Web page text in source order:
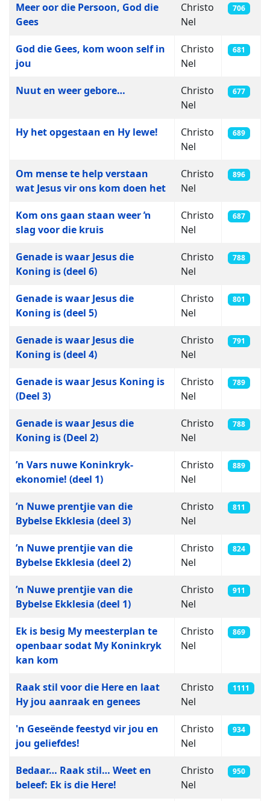
Meer oor die Persoon, God die
Gees
Christo
Nel
706
God die Gees, kom woon self in
jou
Christo
Nel
681
Nuut en weer gebore…
Christo
Nel
677
Hy het opgestaan en Hy lewe!
Christo
Nel
689
Om mense te help verstaan
wat Jesus vir ons kom doen het
Christo
Nel
896
Kom ons gaan staan weer ŉ
slag voor die kruis
Christo
Nel
687
Genade is waar Jesus die
Koning is (deel 6)
Christo
Nel
788
Genade is waar Jesus die
Koning is (deel 5)
Christo
Nel
801
Genade is waar Jesus die
Koning is (deel 4)
Christo
Nel
791
Genade is waar Jesus Koning is
(Deel 3)
Christo
Nel
789
Genade is waar Jesus die
Koning is (Deel 2)
Christo
Nel
788
’n Vars nuwe Koninkryk-
ekonomie! (deel 1)
Christo
Nel
889
’n Nuwe prentjie van die
Bybelse Ekklesia (deel 3)
Christo
Nel
811
’n Nuwe prentjie van die
Bybelse Ekklesia (deel 2)
Christo
Nel
824
’n Nuwe prentjie van die
Bybelse Ekklesia (deel 1)
Christo
Nel
911
Ek is besig My meesterplan te
openbaar sodat My Koninkryk
kan kom
Christo
Nel
869
Raak stil voor die Here en laat
Hy jou aanraak en genees
Christo
Nel
1111
'n Geseënde feestyd vir jou en
jou geliefdes!
Christo
Nel
934
Bedaar… Raak stil… Weet en
beleef: Ek is die Here!
Christo
Nel
950